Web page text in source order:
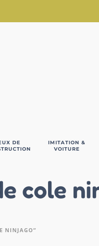
DE
IMITATION &
VOITURE
cole
NINJAGO”